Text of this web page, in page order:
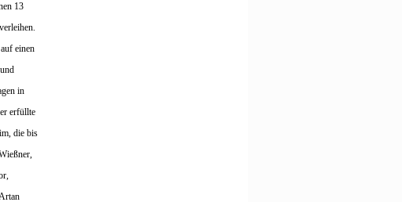
13
einen
in
erfüllte
die bis